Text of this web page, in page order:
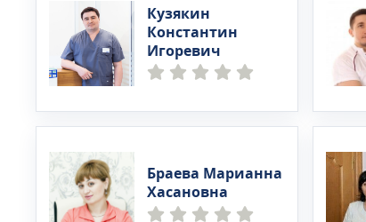
Кузякин
Константин
Игоревич
Браева Марианна
Хасановна